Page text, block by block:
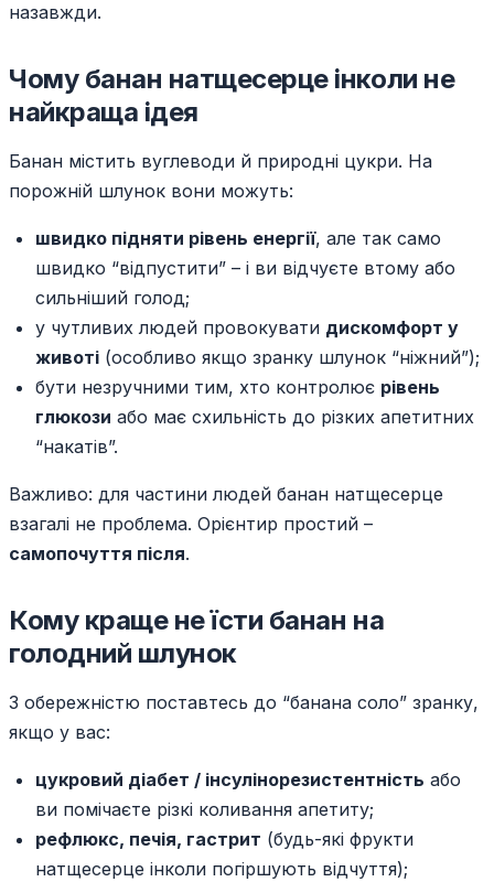
назавжди.
Чому банан натщесерце інколи не
найкраща ідея
Банан містить вуглеводи й природні цукри. На
порожній шлунок вони можуть:
швидко підняти рівень енергії, але так само
швидко “відпустити” – і ви відчуєте втому або
сильніший голод;
у чутливих людей провокувати дискомфорт у
животі (особливо якщо зранку шлунок “ніжний”);
бути незручними тим, хто контролює рівень
глюкози або має схильність до різких апетитних
“накатів”.
Важливо: для частини людей банан натщесерце
взагалі не проблема. Орієнтир простий –
самопочуття після.
Кому краще не їсти банан на
голодний шлунок
З обережністю поставтесь до “банана соло” зранку,
якщо у вас:
цукровий діабет / інсулінорезистентність або
ви помічаєте різкі коливання апетиту;
рефлюкс, печія, гастрит (будь-які фрукти
натщесерце інколи погіршують відчуття);